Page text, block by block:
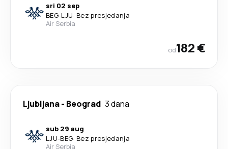
sri 02 sep
BEG-LJU· Bez presjedanja
Air Serbia
od182 €
Ljubljana- Beograd 3 dana
sub 29 aug
LJU-BEG· Bez presjedanja
Air Serbia